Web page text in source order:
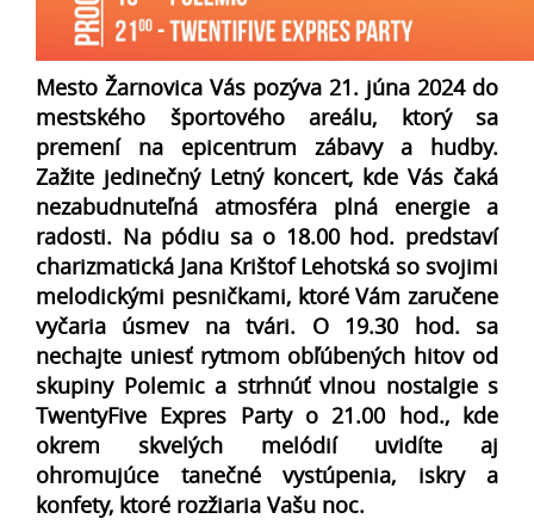
Mesto Žarnovica Vás pozýva 21. júna 2024 do
mestského športového areálu, ktorý sa
premení na epicentrum zábavy a hudby.
Zažite jedinečný Letný koncert, kde Vás čaká
nezabudnuteľná atmosféra plná energie a
radosti. Na pódiu sa o 18.00 hod. predstaví
charizmatická Jana Krištof Lehotská so svojimi
melodickými pesničkami, ktoré Vám zaručene
vyčaria úsmev na tvári. O 19.30 hod. sa
nechajte uniesť rytmom obľúbených hitov od
skupiny Polemic a strhnúť vlnou nostalgie s
TwentyFive Expres Party o 21.00 hod., kde
okrem skvelých melódií uvidíte aj
ohromujúce tanečné vystúpenia, iskry a
konfety, ktoré rozžiaria Vašu noc.